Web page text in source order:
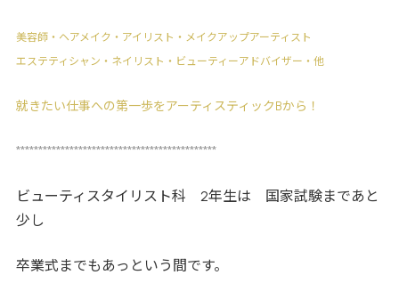
美容師・ヘアメイク・アイリスト・メイクアップアーティスト
エステティシャン・ネイリスト・ビューティーアドバイザー・他
就きたい仕事への第一歩をアーティスティックBから！
*********************************************
ビューティスタイリスト科 2年生は 国家試験まであと
少し
卒業式までもあっという間です。